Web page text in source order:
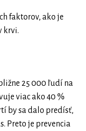
faktorov, ako je
krvi.
25 000 ľudí na
viac ako 40 %
by sa dalo predísť,
Preto je prevencia